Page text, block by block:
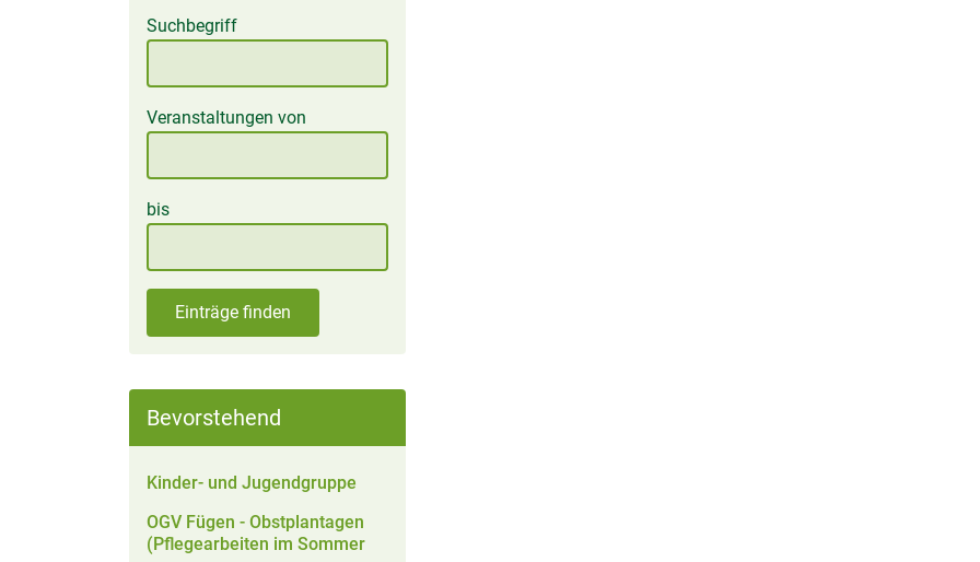
Suchbegriff
Veranstaltungen von
bis
Einträge finden
Bevorstehend
Kinder- und Jugendgruppe
OGV Fügen - Obstplantagen
(Pflegearbeiten im Sommer